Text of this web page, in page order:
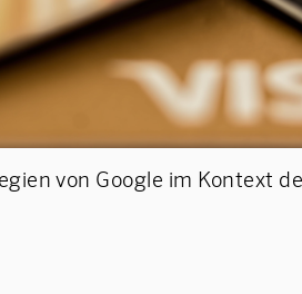
von Google im Kontext